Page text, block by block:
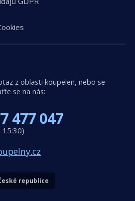
z oblasti koupelen, nebo se
se na nás:
477 047
15:30)
republice